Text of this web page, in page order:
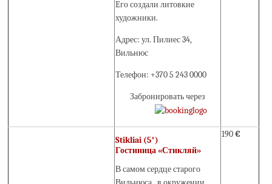
Eго создали литовкие
художники.
Адрес: ул. Пилиес 34,
Вильнюс
Телефон: +370 5 243 0000
Забронировать через
Stikliai (5*)
Гостиница «Стикляй»
В самом сердце старого
190€